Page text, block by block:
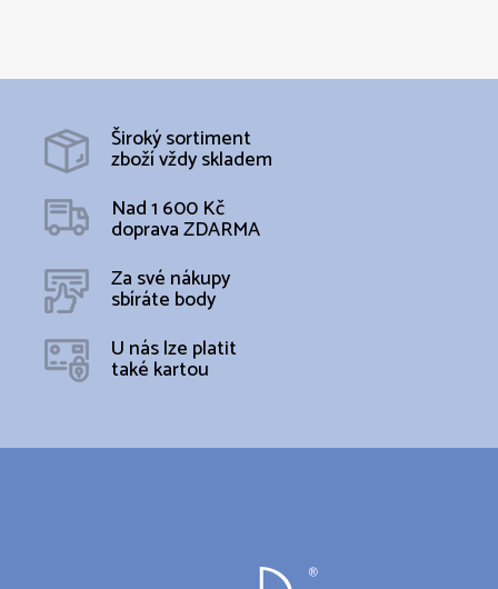
Široký sortiment
zboží vždy skladem
Nad 1 600 Kč
doprava ZDARMA
Za své nákupy
sbíráte body
U nás lze platit
také kartou
Z